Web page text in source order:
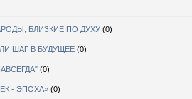
БЛИЗКИЕ ПО ДУХУ (0)
ШАГ В БУДУЩЕЕ (0)
(0)
- ЭПОХА» (0)